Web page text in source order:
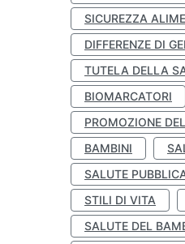
SICUREZZA
DIFFERENZE DI
TUTELA DELLA
BIOMARCATORI
PROMOZIONE
BAMBINI
SALUTE
STILI DI VITA
SALUTE DEL